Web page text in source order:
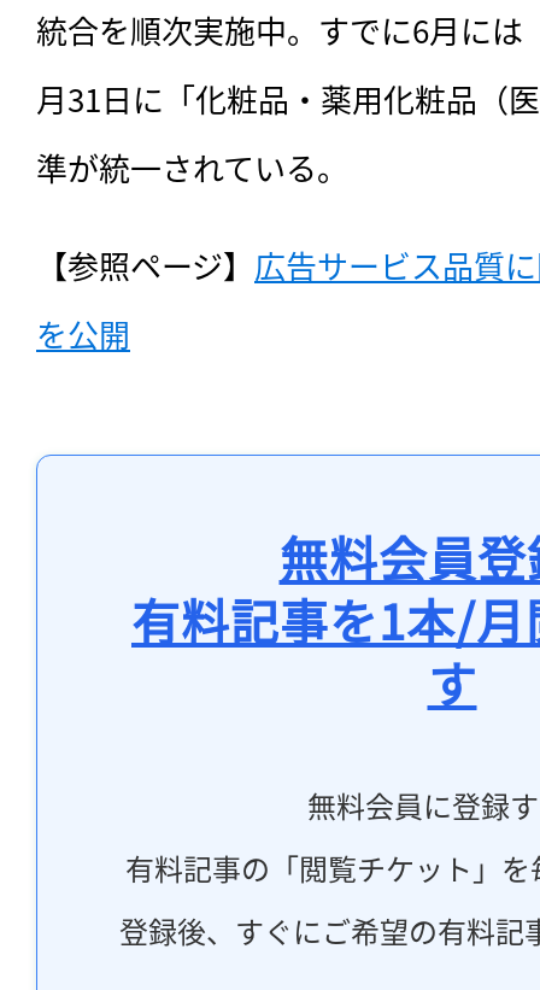
統合を順次実施中。すでに6月には
月31日に「化粧品・薬用化粧品（
準が統一されている。
【参照ページ】 広告サービス品質
を公開
無料会員
有料記事を1本/
す
無料会員に登録
有料記事の「閲覧チケット」
登録後、すぐにご希望の有料記